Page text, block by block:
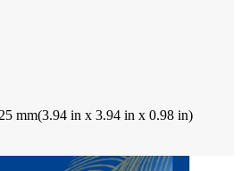
mm(3.94 in x 3.94 in x 0.98 in)